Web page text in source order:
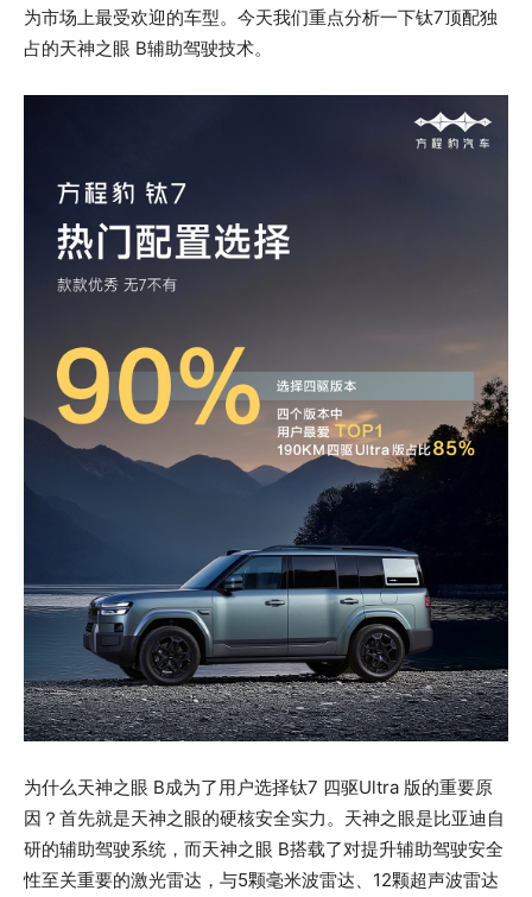
为市场上最受欢迎的车型。今天我们重点分析一下钛7顶配独
占的天神之眼 B辅助驾驶技术。
为什么天神之眼 B成为了用户选择钛7 四驱Ultra 版的重要原
因？首先就是天神之眼的硬核安全实力。天神之眼是比亚迪自
研的辅助驾驶系统，而天神之眼 B搭载了对提升辅助驾驶安全
性至关重要的激光雷达，与5颗毫米波雷达、12颗超声波雷达